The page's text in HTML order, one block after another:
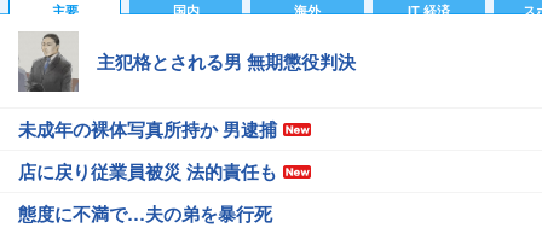
主要 国内 海外 IT 経済 ス
主犯格とされる男 無期懲役判決
未成年の裸体写真所持か 男逮捕
店に戻り従業員被災 法的責任も
態度に不満で…夫の弟を暴行死